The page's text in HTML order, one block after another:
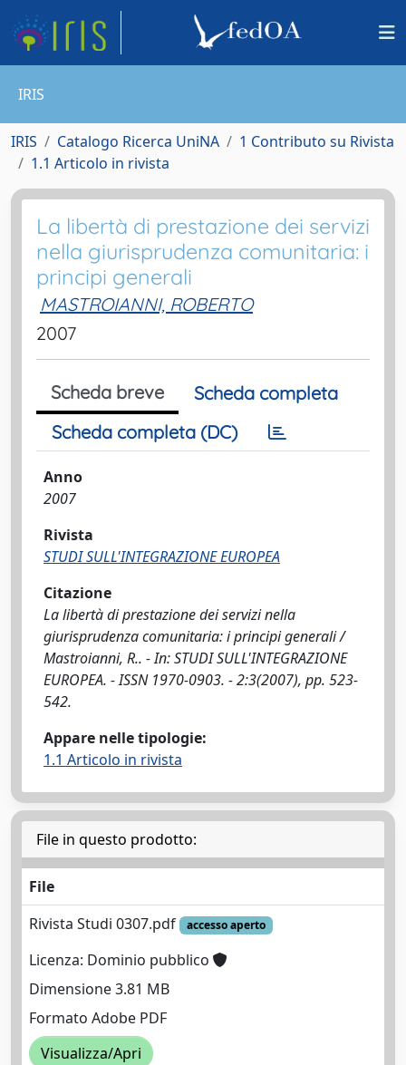
IRIS
IRIS Catalogo Ricerca UniNA
1 Contributo su Rivista
1.1 Articolo in rivista
La libertà di prestazione dei servizi
nella giurisprudenza comunitaria: i
principi generali
MASTROIANNI, ROBERTO
2007
Scheda breve
Scheda completa
Scheda completa (DC)
Anno
2007
Rivista
STUDI SULL'INTEGRAZIONE EUROPEA
Citazione
La libertà di prestazione dei servizi nella
giurisprudenza comunitaria: i principi generali /
Mastroianni, R.. - In: STUDI SULL'INTEGRAZIONE
EUROPEA. - ISSN 1970-0903. - 2:3(2007), pp. 523-
542.
Appare nelle tipologie:
1.1 Articolo in rivista
File in questo prodotto:
File
Rivista Studi 0307.pdf
accesso aperto
Licenza: Dominio pubblico
Dimensione 3.81 MB
Formato Adobe PDF
Visualizza/Apri